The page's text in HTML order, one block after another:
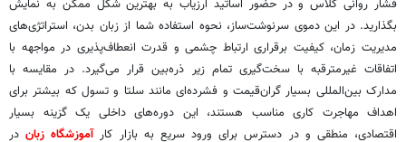
فشار روانی کلاس و در حضور اساتید ارزیاب به بهترین شکل ممکن به نمایش
بگذارید. در این دموی سرنوشت‌ساز، نحوه استفاده شما از زبان بدن، استراتژی‌های
مدیریت زمان، کیفیت برقراری ارتباط چشمی و قدرت انعطاف‌پذیری در مواجهه با
اتفاقات غیرمترقبه با سخت‌گیری تمام زیر ذره‌بین قرار می‌گیرد. در مقایسه با
مدارک بین‌المللی بسیار گران‌قیمت و فشرده‌ای مانند سلتا و تسول که بیشتر برای
اهداف مهاجرت کاری مناسب هستند، این دوره‌های داخلی یک گزینه بسیار
اقتصادی، منطقی و در دسترس برای ورود سریع به بازار کارآموزشگاه‌ زباندر